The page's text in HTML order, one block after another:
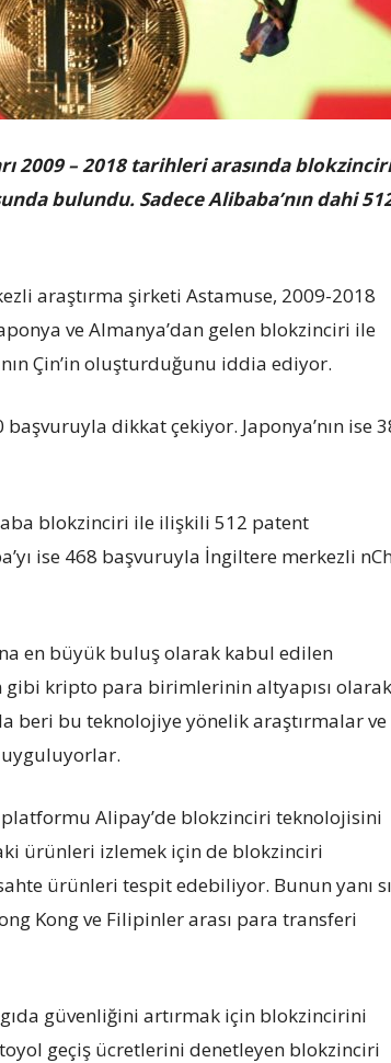
2009 – 2018 tarihleri arasında
bulundu. Sadece Alibaba’nın dahi
araştırma şirketi Astamuse, 2009-2018
ve Almanya’dan gelen blokzinciri ile
Çin’in oluşturduğunu iddia ediyor.
başvuruyla dikkat çekiyor. Japonya’nın ise
blokzinciri ile ilişkili 512 patent
ise 468 başvuruyla İngiltere merkezli
en büyük buluş olarak kabul edilen
kripto para birimlerinin altyapısı olarak
beri bu teknolojiye yönelik araştırmalar ve
uyguluyorlar.
Alipay’de blokzinciri teknolojisini
ürünleri izlemek için de blokzinciri
ürünleri tespit edebiliyor. Bunun yanı
Kong ve Filipinler arası para transferi
güvenliğini artırmak için blokzincirini
geçiş ücretlerini denetleyen blokzinciri